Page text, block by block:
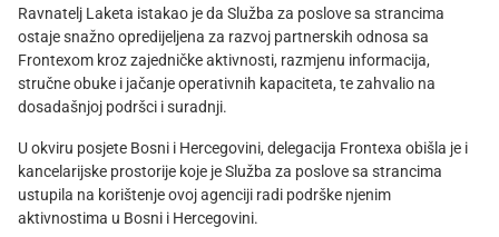
Ravnatelj Laketa istakao je da Služba za poslove sa strancima
ostaje snažno opredijeljena za razvoj partnerskih odnosa sa
Frontexom kroz zajedničke aktivnosti, razmjenu informacija,
stručne obuke i jačanje operativnih kapaciteta, te zahvalio na
dosadašnjoj podršci i suradnji.
U okviru posjete Bosni i Hercegovini, delegacija Frontexa obišla je i
kancelarijske prostorije koje je Služba za poslove sa strancima
ustupila na korištenje ovoj agenciji radi podrške njenim
aktivnostima u Bosni i Hercegovini.